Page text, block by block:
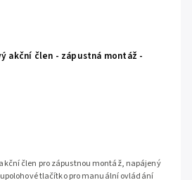
akční člen - zápustná montáž -
člen pro zápustnou montáž, napájený
tlačítko pro manuální ovládání